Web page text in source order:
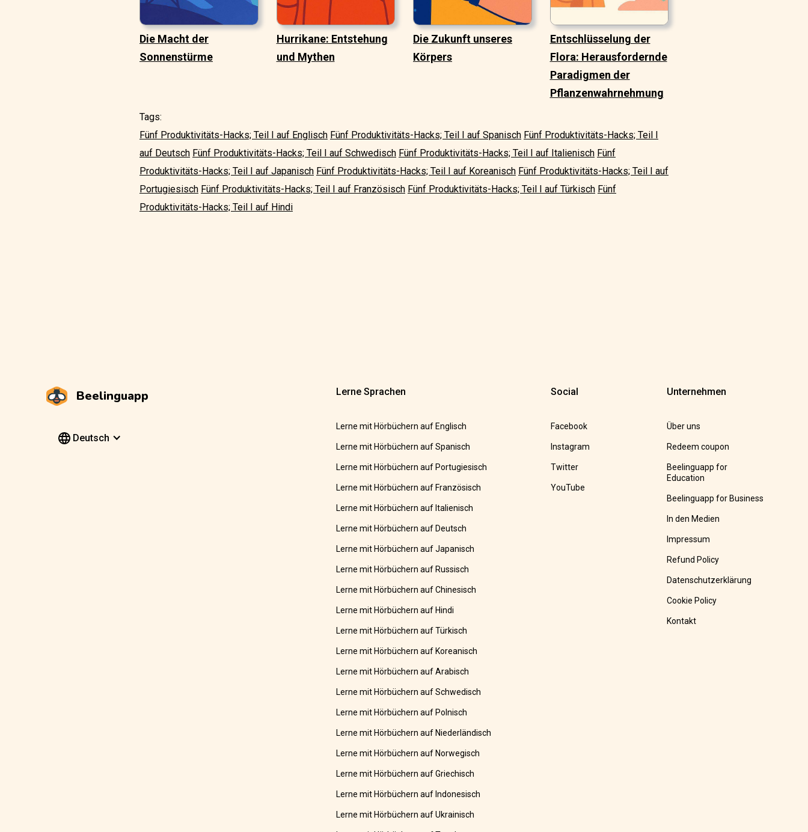
Die Macht der
Sonnenstürme
Hurrikane: Entstehung
und Mythen
Die Zukunft unseres
Körpers
Entschlüsselung der
Flora: Herausfordernde
Paradigmen der
Pflanzenwahrnehmung
Tags:
Fünf Produktivitäts-Hacks; Teil I auf Englisch Fünf Produktivitäts-Hacks; Teil I auf Spanisch Fünf Produktivitäts-Hacks; Teil I
auf Deutsch Fünf Produktivitäts-Hacks; Teil I auf Schwedisch Fünf Produktivitäts-Hacks; Teil I auf Italienisch Fünf
Produktivitäts-Hacks; Teil I auf Japanisch Fünf Produktivitäts-Hacks; Teil I auf Koreanisch Fünf Produktivitäts-Hacks; Teil I auf
Portugiesisch Fünf Produktivitäts-Hacks; Teil I auf Französisch Fünf Produktivitäts-Hacks; Teil I auf Türkisch Fünf
Produktivitäts-Hacks; Teil I auf Hindi
Beelinguapp
Deutsch
Lerne Sprachen
Lerne mit Hörbüchern auf Englisch
Lerne mit Hörbüchern auf Spanisch
Lerne mit Hörbüchern auf Portugiesisch
Lerne mit Hörbüchern auf Französisch
Lerne mit Hörbüchern auf Italienisch
Lerne mit Hörbüchern auf Deutsch
Lerne mit Hörbüchern auf Japanisch
Lerne mit Hörbüchern auf Russisch
Lerne mit Hörbüchern auf Chinesisch
Lerne mit Hörbüchern auf Hindi
Lerne mit Hörbüchern auf Türkisch
Lerne mit Hörbüchern auf Koreanisch
Lerne mit Hörbüchern auf Arabisch
Lerne mit Hörbüchern auf Schwedisch
Lerne mit Hörbüchern auf Polnisch
Lerne mit Hörbüchern auf Niederländisch
Lerne mit Hörbüchern auf Norwegisch
Lerne mit Hörbüchern auf Griechisch
Lerne mit Hörbüchern auf Indonesisch
Lerne mit Hörbüchern auf Ukrainisch
Social
Facebook
Instagram
Twitter
YouTube
Unternehmen
Über uns
Redeem coupon
Beelinguapp for
Education
Beelinguapp for Business
In den Medien
Impressum
Refund Policy
Datenschutzerklärung
Cookie Policy
Kontakt